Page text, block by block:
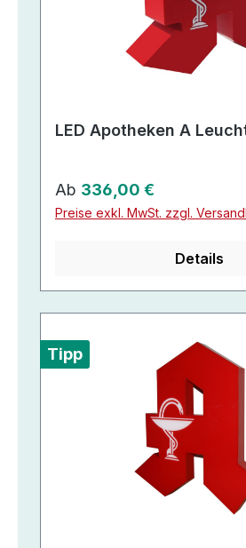
LED Apotheken A
Regulärer Preis:
Ab 336,00 €
Preise exkl. MwSt. zzgl.
Details
Tipp